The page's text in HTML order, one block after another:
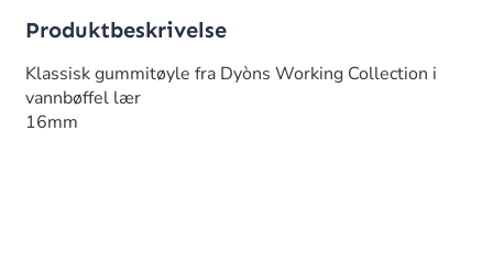
Produktbeskrivelse
Klassisk gummitøyle fra Dyòns Working Collection i
vannbøffel lær
16mm